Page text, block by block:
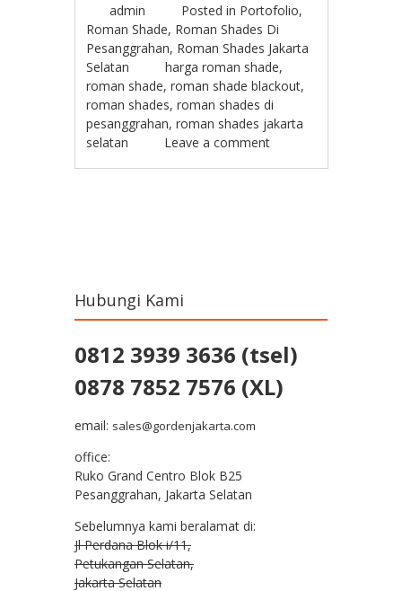
admin Posted in Portofolio,
Roman Shade, Roman Shades Di
Pesanggrahan, Roman Shades Jakarta
Selatan
harga roman shade,
roman shade,roman shade blackout,
roman shades,roman shades di
pesanggrahan,roman shades jakarta
selatan
Leave a comment
Hubungi Kami
0812 3939 3636 (tsel)
0878 7852 7576 (XL)
email: sales@gordenjakarta.com
office:
Ruko Grand Centro Blok B25
Pesanggrahan, Jakarta Selatan
Sebelumnya kami beralamat di:
Jl Perdana Blok i/11,
Petukangan Selatan,
Jakarta Selatan